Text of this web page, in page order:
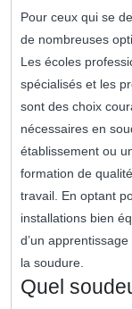
Pour ceux qui se
de nombreuses
Les écoles
spécialisés et les
sont des choix
nécessaires en
établissement ou
formation de
travail. En optant
installations bien
d’un
la soudure.
Quel